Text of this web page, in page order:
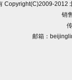
Copyright(C)2009-2012
销
邮箱：